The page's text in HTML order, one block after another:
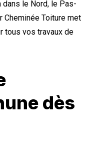
le Nord, le Pas-
Cheminée Toiture met
tous vos travaux de
dès